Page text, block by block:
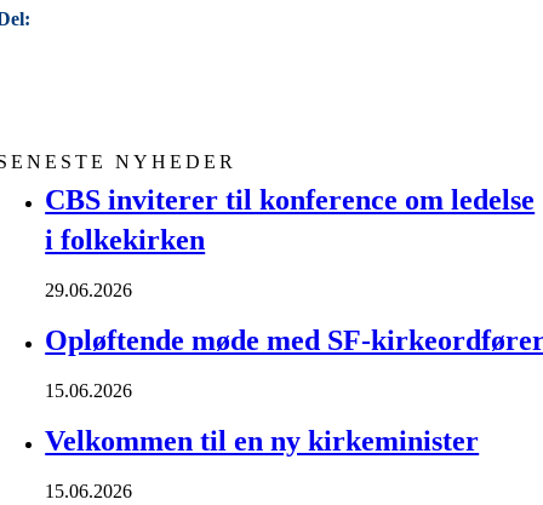
NYHEDER
CBS inviterer til konference om ledelse
i folkekirken
29.06.2026
Opløftende møde med SF-
15.06.2026
Velkommen til en ny kirkeminister
15.06.2026